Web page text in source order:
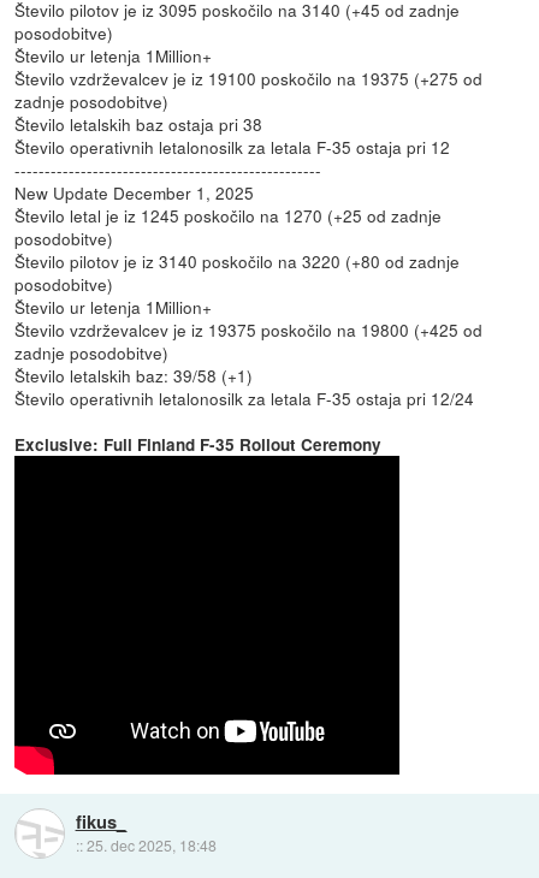
Število pilotov je iz 3095 poskočilo na 3140 (+45 od zadnje
posodobitve)
Število ur letenja 1Million+
Število vzdrževalcev je iz 19100 poskočilo na 19375 (+275 od
zadnje posodobitve)
Število letalskih baz ostaja pri 38
Število operativnih letalonosilk za letala F-35 ostaja pri 12
---------------------------------------------------
New Update December 1, 2025
Število letal je iz 1245 poskočilo na 1270 (+25 od zadnje
posodobitve)
Število pilotov je iz 3140 poskočilo na 3220 (+80 od zadnje
posodobitve)
Število ur letenja 1Million+
Število vzdrževalcev je iz 19375 poskočilo na 19800 (+425 od
zadnje posodobitve)
Število letalskih baz: 39/58 (+1)
Število operativnih letalonosilk za letala F-35 ostaja pri 12/24
Exclusive: Full Finland F-35 Rollout Ceremony
fikus_
::25. dec 2025, 18:48